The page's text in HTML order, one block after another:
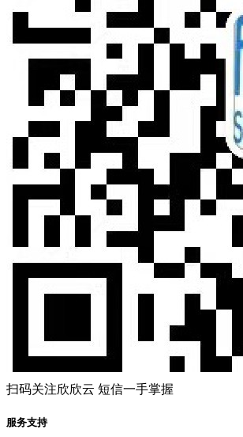
扫码关注欣欣云 短信一手掌握
服务支持